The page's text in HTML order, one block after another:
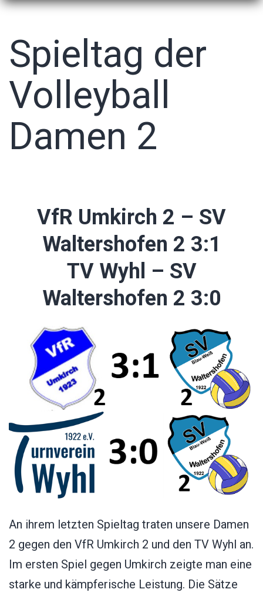
Spieltag der
Volleyball
Damen 2
VfR Umkirch 2 – SV
Waltershofen 2 3:1
TV Wyhl – SV
Waltershofen 2 3:0
An ihrem letzten Spieltag traten unsere Damen
2 gegen den VfR Umkirch 2 und den TV Wyhl an.
Im ersten Spiel gegen Umkirch zeigte man eine
starke und kämpferische Leistung. Die Sätze